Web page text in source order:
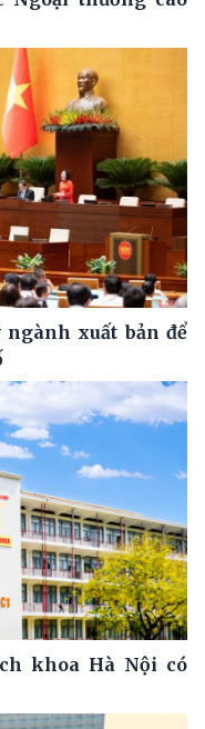
xuất bản để
khoa Hà Nội có